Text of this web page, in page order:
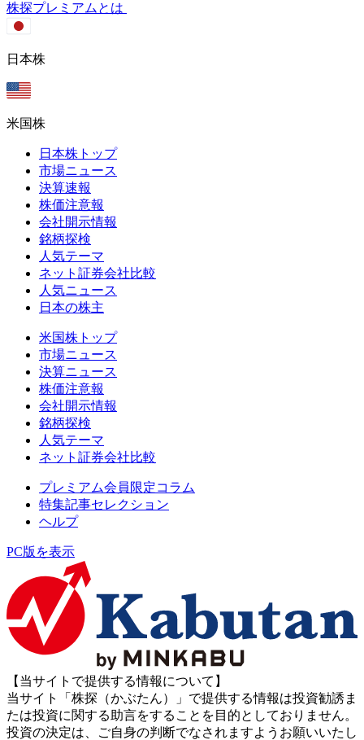
株探プレミアムとは
日本株
米国株
日本株トップ
市場ニュース
決算速報
株価注意報
会社開示情報
銘柄探検
人気テーマ
ネット証券会社比較
人気ニュース
日本の株主
米国株トップ
市場ニュース
決算ニュース
株価注意報
会社開示情報
銘柄探検
人気テーマ
ネット証券会社比較
プレミアム会員限定コラム
特集記事セレクション
ヘルプ
PC版を表示
【当サイトで提供する情報について】
当サイト「株探（かぶたん）」で提供する情報は投資勧誘ま
たは投資に関する助言をすることを目的としておりません。
投資の決定は、ご自身の判断でなされますようお願いいたし